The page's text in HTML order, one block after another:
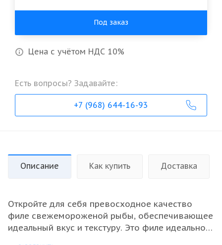
Под заказ
Цена с учётом НДС 10%
Есть вопросы? Задавайте:
+7 (968) 644-16-93
Описание Как купить Доставка
Откройте для себя превосходное качество
филе свежемороженой рыбы, обеспечивающее
идеальный вкус и текстуру. Это филе идеально